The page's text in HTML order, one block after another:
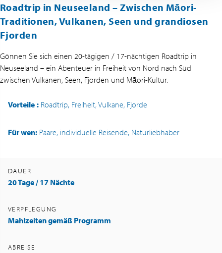
Roadtrip in Neuseeland – Zwischen Māori-
Traditionen, Vulkanen, Seen und grandiosen
Fjorden
Gönnen Sie sich einen 20-tägigen / 17-nächtigen Roadtrip in
Neuseeland – ein Abenteuer in Freiheit von Nord nach Süd
zwischen Vulkanen, Seen, Fjorden und Māori-Kultur.
Vorteile : Roadtrip, Freiheit, Vulkane, Fjorde
Für wen: Paare, individuelle Reisende, Naturliebhaber
DAUER
20 Tage / 17 Nächte
VERPFLEGUNG
Mahlzeiten gemäß Programm
ABREISE